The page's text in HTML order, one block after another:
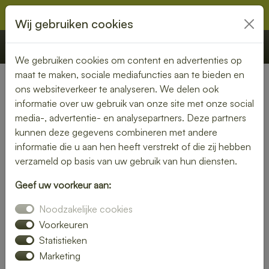
€ 0,00 Offerte Bestellen
Nederland»Noord-Brabant» Kaatsheuvel
Heerlijke lunch bezorgen in
Kaatsheuvel – snel, vers en
gemakkelijk
je lunch bezorgen in Kaatsheuvel en kies uit een gevarieerd
menu van verse broodjes, gezonde salades en warme
maaltijden. Ideaal voor thuis of op kantoor.
Onze gerechten worden met liefde bereid en snel geleverd,
Wij gebruiken cookies
We gebruiken cookies om content en advertenties op
maat te maken, sociale mediafuncties aan te bieden en
ons websiteverkeer te analyseren. We delen ook
informatie over uw gebruik van onze site met onze social
media-, advertentie- en analysepartners. Deze partners
kunnen deze gegevens combineren met andere
informatie die u aan hen heeft verstrekt of die zij hebben
verzameld op basis van uw gebruik van hun diensten.
Geef uw voorkeur aan:
Noodzakelijke cookies
Voorkeuren
Statistieken
Marketing